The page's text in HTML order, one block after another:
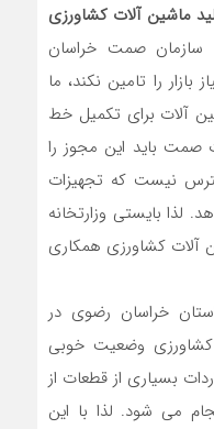
ماشین آلات کشاورزی
سازمان صمت خراسان
را تامین نکند، ما
آلات برای تکمیل خط
صمت باید این مجوز را
نیست که تجهیزات
لذا بایستی وزارتخانه
آلات کشاورزی همکاری
خراسان رضوی در
وضعیت خوبی
بسیاری از قطعات از
می شود. لذا با این